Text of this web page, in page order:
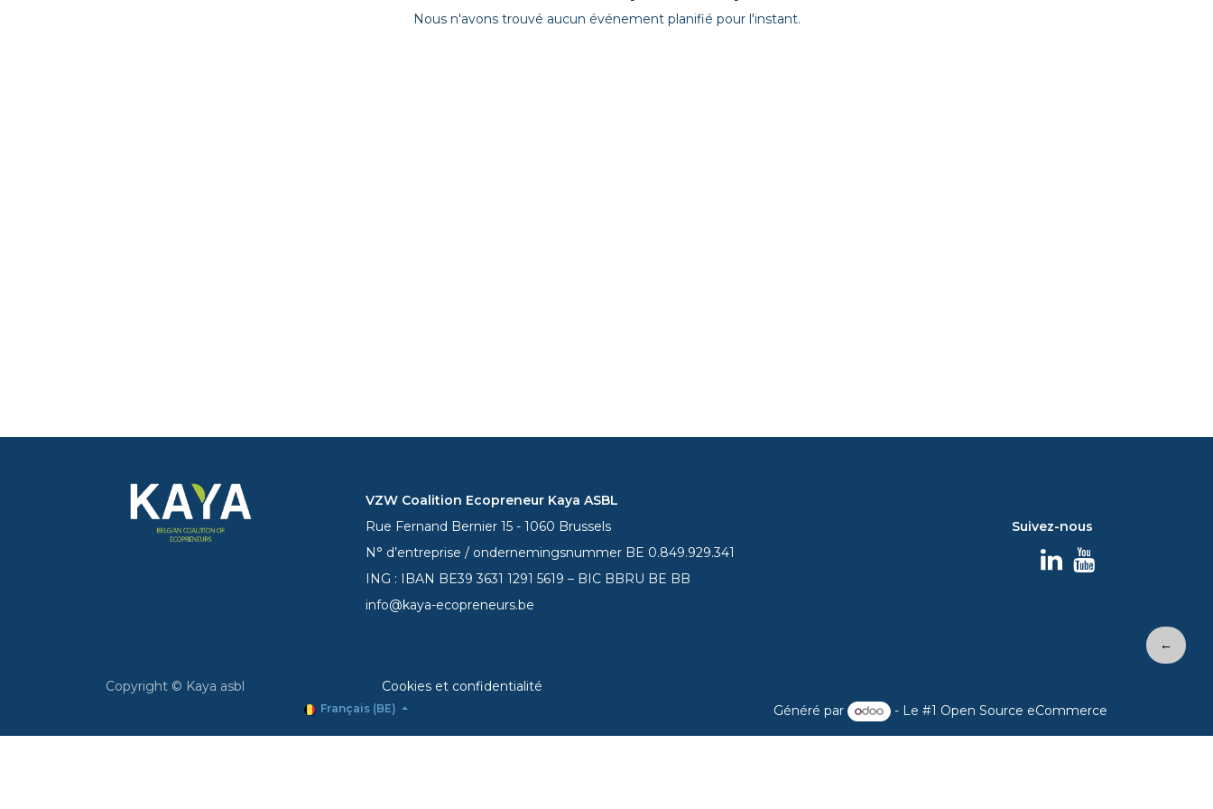
Nous n'avons trouvé aucun événement planifié pour l'instant.
Suivez-nous
←
VZW Coalition Ecopreneur Kaya ASBL
Rue Fernand Bernier 15 - 1060 Brussels
N° d’entreprise / ondernemingsnummer BE 0.849.929.341
ING : IBAN BE393631 1291 5619 – BIC BBRU BE BB
info@kaya-ecopreneurs.be
Copyright © Kaya asbl Cookies et confidentialité
Français (BE) Généré par - Le #1 Open Source eCommerce